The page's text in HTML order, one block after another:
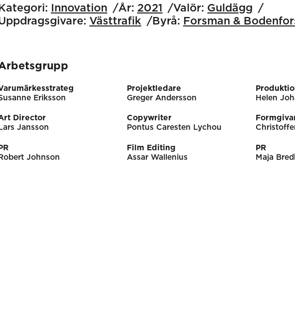
Kategori:
Innovation År: 2021 Valör: Guldägg
Västtrafik Byrå: Forsman &
Eriksson
Projektledare
Greger Andersson
Helen
Director
Lars Jansson
Copywriter
Pontus Caresten Lychou
PR
Robert Johnson
Film Editing
Assar Wallenius
PR
Maja